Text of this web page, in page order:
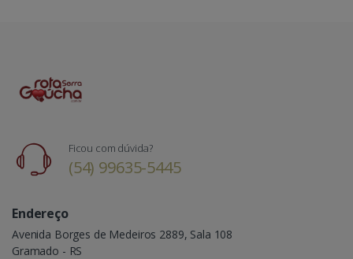
Ficou com dúvida?
(54) 99635-5445
Endereço
Avenida Borges de Medeiros 2889, Sala 108
Gramado - RS